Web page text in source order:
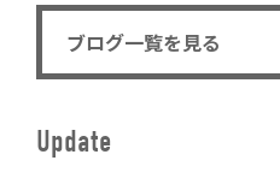
ブログ一覧を見る
Update